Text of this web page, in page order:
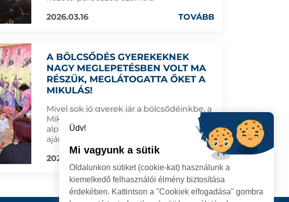
2026.03.16
TOVÁBB
A BÖLCSŐDÉS GYEREKEKNEK
NAGY MEGLEPETÉSBEN VOLT MA
RÉSZÜK, MEGLÁTOGATTA ŐKET A
MIKULÁS!
Mivel sok jó gyerek jár a bölcsődéinkbe, a
Mikulásnak ezúttal Cristina Tămășan-Ilieș
alpolgármester segített kiosztani az
ajándékokat.
2025.12.05
TOVÁBB
Üdv!
Mi vagyunk a sütik
Oldalunkon sütiket (cookie-kat) használunk a
kiemelkedő felhasználói élmény biztosítása
érdekében. Kattintson a "Cookiek elfogadása" gombra